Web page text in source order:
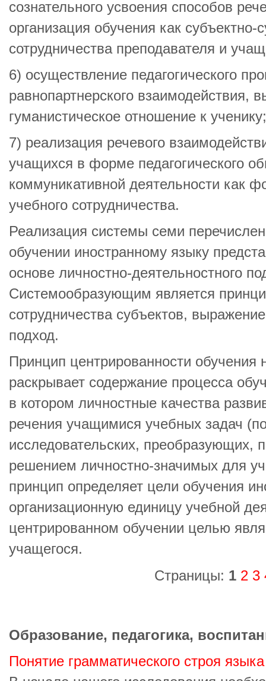
сознательного усвоения способов
организация обучения как субъектно-
сотрудничества преподавателя и
6) осуществление педагогического
равнопартнерского взаимодействия,
гуманистическое отношение к ученику;
7) реализация речевого
учащихся в форме педагогического
коммуникативной деятельности как
учебного сотрудничества.
Реализация системы семи
обучении иностранному языку
основе личностно-деятельностного
Системообразующим является
сотрудничества субъектов,
подход.
Принцип центрированности обучения
раскрывает содержание процесса
в котором личностные качества
речения учащимися учебных задач
исследовательских, преобразующих,
решением личностно-значимых для
принцип определяет цели обучения
организационную единицу учебной
центрированном обучении целью
учащегося.
Страницы: 1 2 3
Образование, педагогика,
Понятие грамматического строя языка